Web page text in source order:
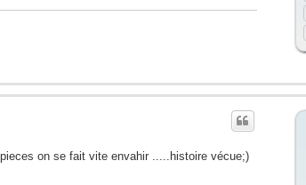
on se fait vite envahir .....histoire vécue;)